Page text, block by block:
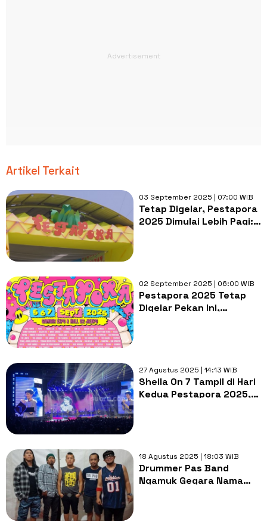
Artikel Terkait
03 September 2025 | 07:00 WIB
Tetap Digelar, Pestapora
2025 Dimulai Lebih Pagi:
02 September 2025 | 06:00 WIB
Pestapora 2025 Tetap
Digelar Pekan Ini,
27 Agustus 2025 | 14:13 WIB
Sheila On 7 Tampil di Hari
Kedua Pestapora 2025,
18 Agustus 2025 | 18:03 WIB
Drummer Pas Band
Ngamuk Gegara Nama